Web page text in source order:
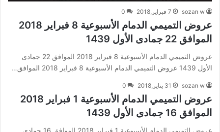
sozan w 7 فبراير,2018 0
عروض التميمي الدمام الأسبوعية 8 فبراير 2018
الموافق 22 جمادى الأول 1439
عروض التميمي الدمام الأسبوعية 8 فبراير 2018 الموافق 22 جمادى
الأول 1439 عروض التميمي الدمام الأسبوعية 8 فبراير 2018 الموافق…
sozan w 31 يناير,2018 0
عروض التميمي الدمام الأسبوعية 1 فبراير 2018
الموافق 16 جمادى الأول 1439
عروض التميمي الدمام الأسبوعية 1 فبراير 2018 الموافق 16 جمادى